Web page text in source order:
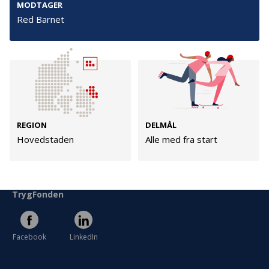
MODTAGER
Red Barnet
REGION
Hovedstaden
DELMÅL
Alle med fra start
Cookies
Følg os
TryghedsGruppen
TrygFonden
Facebook LinkedIn